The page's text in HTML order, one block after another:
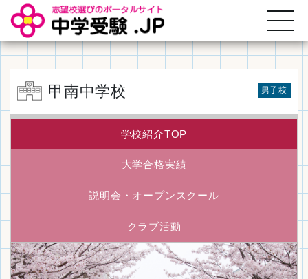
甲南中学校 男子校
学校紹介TOP
大学合格実績
説明会・ オープンスクール
クラブ活動